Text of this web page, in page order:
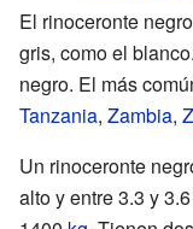
El rinoceronte
gris, como el
negro. El más
Tanzania, Zambia,
Un rinoceronte
alto y entre 3.3 y